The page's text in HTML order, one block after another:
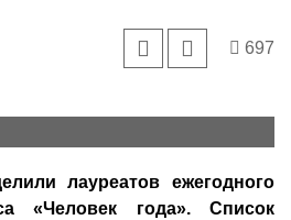
697
лауреатов ежегодного
«Человек года». Список